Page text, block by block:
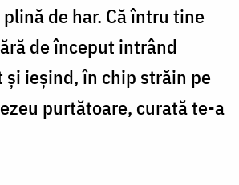
de har. Că întru tine
de început intrând
și ieșind, în chip străin pe
purtătoare, curată te-a